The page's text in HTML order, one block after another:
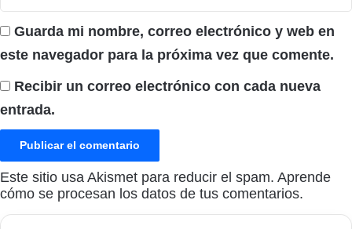
Guarda mi nombre, correo electrónico y web en
este navegador para la próxima vez que comente.
Recibir un correo electrónico con cada nueva
entrada.
Este sitio usa Akismet para reducir el spam. Aprende
cómo se procesan los datos de tus comentarios.